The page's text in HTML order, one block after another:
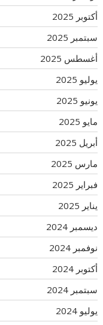
أكتوبر 2025
سبتمبر 2025
أغسطس 2025
يوليو 2025
يونيو 2025
مايو 2025
أبريل 2025
مارس 2025
فبراير 2025
يناير 2025
ديسمبر 2024
نوفمبر 2024
أكتوبر 2024
سبتمبر 2024
يوليو 2024